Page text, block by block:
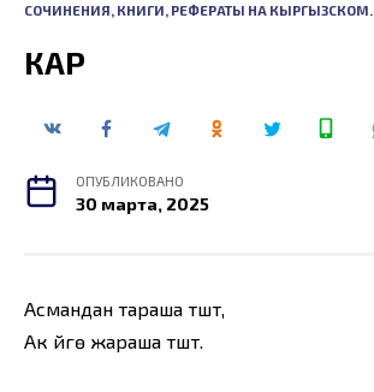
СОЧИНЕНИЯ, КНИГИ, РЕФЕРАТЫ НА КЫРГЫЗСКОМ.
КАР
ОПУБЛИКОВАНО
30 марта, 2025
Асмандан тараша түштү,
Ак үйгө жараша түштү.